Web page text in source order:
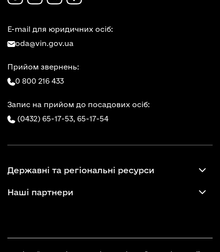
E-mail для юридичних осіб:
oda@vin.gov.ua
Прийом звернень:
0 800 216 433
Запис на прийом до посадових осіб:
(0432) 65-17-53, 65-17-54
Державні та регіональні ресурси
Наші партнери